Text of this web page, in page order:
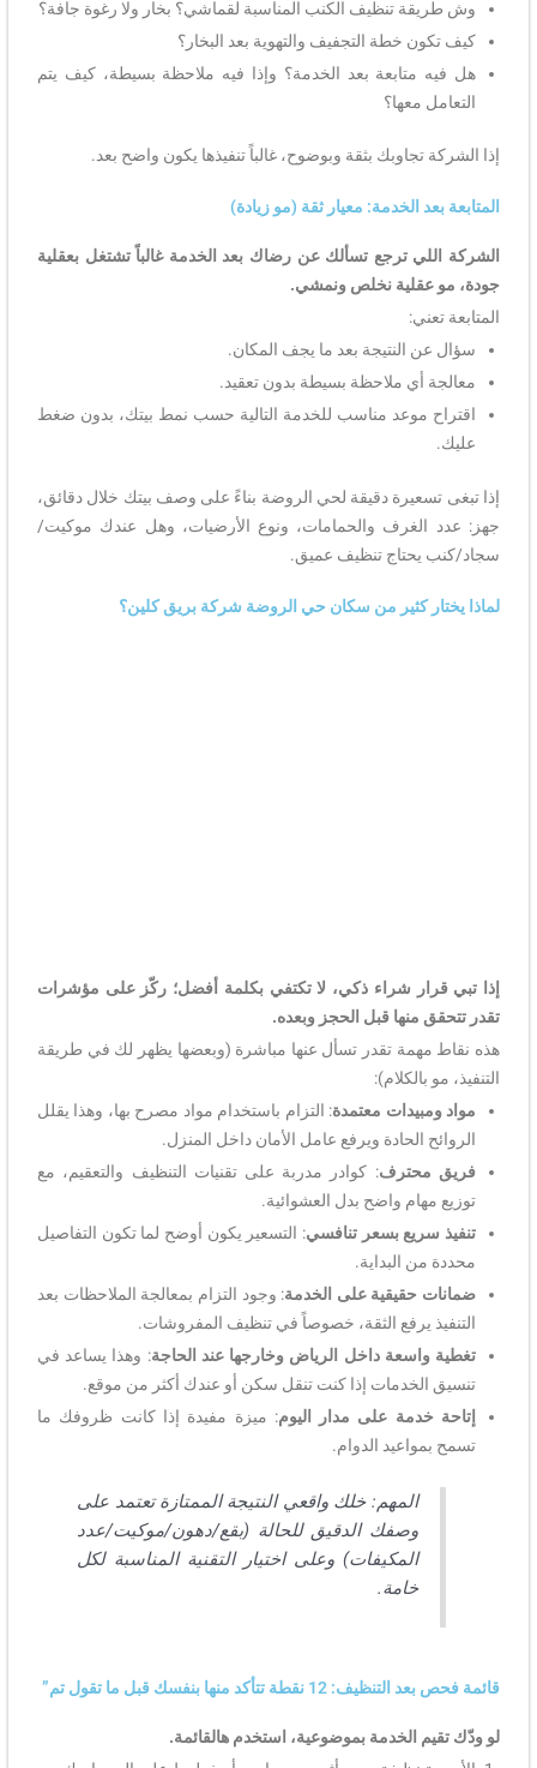
وش طريقة تنظيف الكنب المناسبة لقماشي؟ بخار ولا رغوة جافة؟
كيف تكون خطة التجفيف والتهوية بعد البخار؟
هل فيه متابعة بعد الخدمة؟ وإذا فيه ملاحظة بسيطة، كيف يتم
التعامل معها؟
إذا الشركة تجاوبك بثقة وبوضوح، غالباً تنفيذها يكون واضح بعد.
المتابعة بعد الخدمة: معيار ثقة (مو زيادة)
الشركة اللي ترجع تسألك عن رضاك بعد الخدمة غالباً تشتغل بعقلية
جودة، مو عقلية نخلص ونمشي.
المتابعة تعني:
سؤال عن النتيجة بعد ما يجف المكان.
معالجة أي ملاحظة بسيطة بدون تعقيد.
اقتراح موعد مناسب للخدمة التالية حسب نمط بيتك، بدون ضغط
عليك.
إذا تبغى تسعيرة دقيقة لحي الروضة بناءً على وصف بيتك خلال دقائق،
جهز: عدد الغرف والحمامات، ونوع الأرضيات، وهل عندك موكيت/
سجاد/كنب يحتاج تنظيف عميق.
لماذا يختار كثير من سكان حي الروضة شركة بريق كلين؟
إذا تبي قرار شراء ذكي، لا تكتفي بكلمة أفضل؛ ركّز على مؤشرات
تقدر تتحقق منها قبل الحجز وبعده.
هذه نقاط مهمة تقدر تسأل عنها مباشرة (وبعضها يظهر لك في طريقة
التنفيذ، مو بالكلام):
مواد ومبيدات معتمدة: التزام باستخدام مواد مصرح بها، وهذا يقلل
الروائح الحادة ويرفع عامل الأمان داخل المنزل.
فريق محترف: كوادر مدربة على تقنيات التنظيف والتعقيم، مع
توزيع مهام واضح بدل العشوائية.
تنفيذ سريع بسعر تنافسي: التسعير يكون أوضح لما تكون التفاصيل
محددة من البداية.
ضمانات حقيقية على الخدمة: وجود التزام بمعالجة الملاحظات بعد
التنفيذ يرفع الثقة، خصوصاً في تنظيف المفروشات.
تغطية واسعة داخل الرياض وخارجها عند الحاجة: وهذا يساعد في
تنسيق الخدمات إذا كنت تنقل سكن أو عندك أكثر من موقع.
إتاحة خدمة على مدار اليوم: ميزة مفيدة إذا كانت ظروفك ما
تسمح بمواعيد الدوام.
المهم: خلك واقعي النتيجة الممتازة تعتمد على
وصفك الدقيق للحالة (بقع/دهون/موكيت/عدد
المكيفات) وعلى اختيار التقنية المناسبة لكل
خامة.
قائمة فحص بعد التنظيف: 12 نقطة تتأكد منها بنفسك قبل ما تقول تم”
لو ودّك تقيم الخدمة بموضوعية، استخدم هالقائمة.